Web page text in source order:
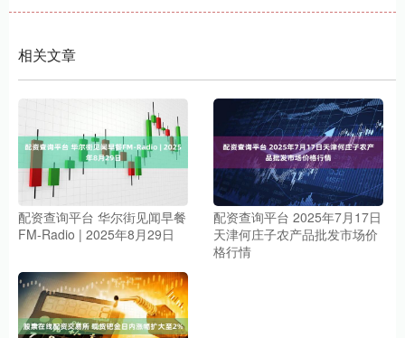
相关文章
配资查询平台 华尔街见闻早餐
FM-Radio | 2025年8月29日
配资查询平台 2025年7月17日
天津何庄子农产品批发市场价
格行情